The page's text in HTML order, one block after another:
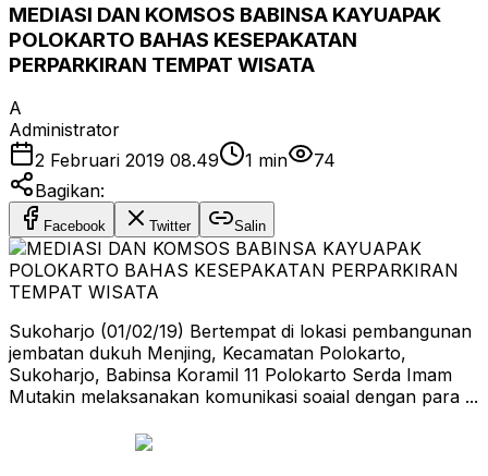
MEDIASI DAN KOMSOS BABINSA KAYUAPAK
POLOKARTO BAHAS KESEPAKATAN
PERPARKIRAN TEMPAT WISATA
A
Administrator
2 Februari 2019 08.49
1 min
74
Bagikan:
Facebook Twitter Salin
Sukoharjo (01/02/19) Bertempat di lokasi pembangunan
jembatan dukuh Menjing, Kecamatan Polokarto,
Sukoharjo, Babinsa Koramil 11 Polokarto Serda Imam
Mutakin melaksanakan komunikasi soaial dengan para ...